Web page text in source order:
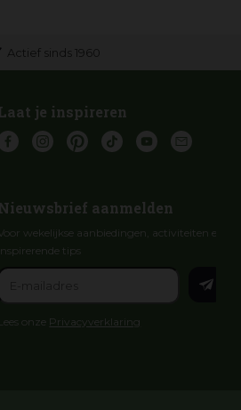
Actief sinds 1960
je inspireren
aanmelden
Voor wekelijkse aanbiedingen, activiteiten en
tips
onze Privacyverklaring